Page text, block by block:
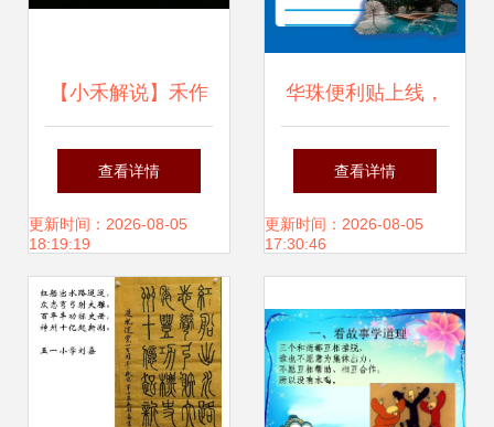
【小禾解说】禾作
语飞行教程 快速降
落、旋转飞与翻跟
斗技巧全解析
查看详情
更新时间：2026-08-05
18:19:19
华珠便利贴上线，
快来pick你喜欢的
作品
查看详情
更新时间：2026-08-05
17:30:46